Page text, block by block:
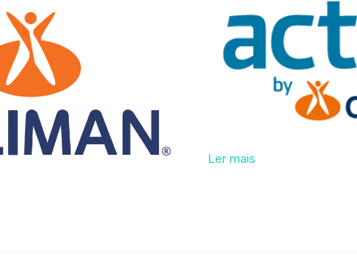
Ler mais